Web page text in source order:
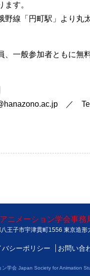
ます。
野線「円町駅」より丸
、一般参加者ともに無
／
ニメーション学会事務
王子市宇津貫町1556 東京造形
バシーポリシー お問い合
学会 Japan Society for Animation